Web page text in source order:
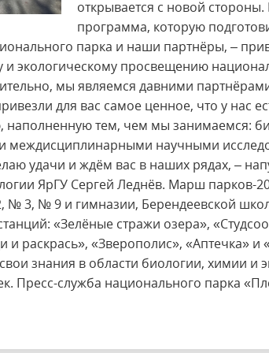
открывается с новой
программа, которую
парка и наши партнёры, –
и экологическому просвещению
мы являемся давними
для вас самое ценное, что у нас
наполненную тем, чем мы занимаемся:
междисциплинарными научными
удачи и ждём вас в наших рядах, –
ЯрГУ Сергей Леднёв. Марш парков-
3, № 9 и гимназии, Берендеевской
«Зелёные стражи озера»,
и раскрась», «Зверополис», «Аптечка» и
знания в области биологии, химии и
Пресс-служба национального парка